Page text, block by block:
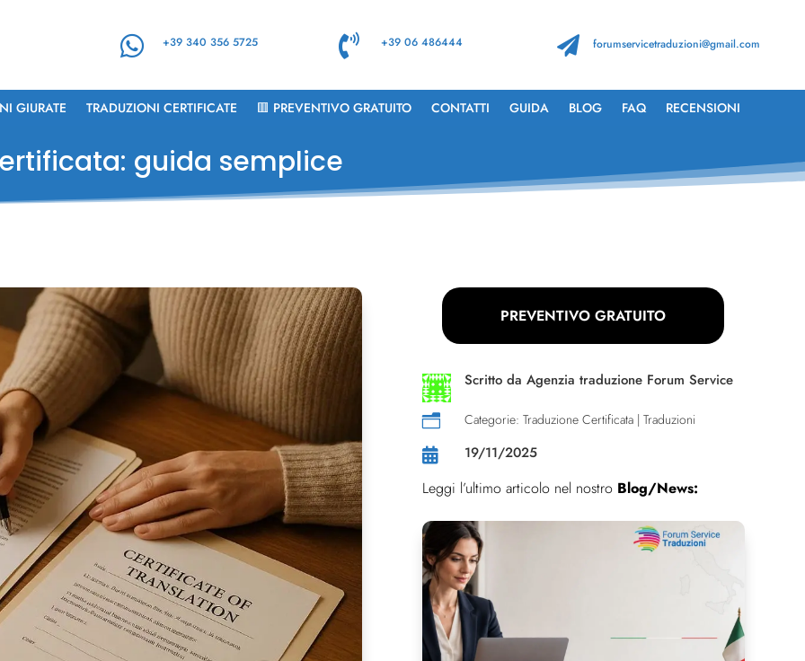
 +39 340 356 5725  +39 06 486444  forumservicetraduzioni@gmail.com
GIURATE TRADUZIONI CERTIFICATE 🟥 PREVENTIVO GRATUITO CONTATTI GUIDA BLOG FAQ RECENSIONI
guida semplice
PREVENTIVO GRATUITO
Scritto daAgenzia traduzione Forum Service
n Categorie:Traduzione Certificata |Traduzioni
 19/11/2025
Leggi l’ultimo articolo nel nostro Blog/News: